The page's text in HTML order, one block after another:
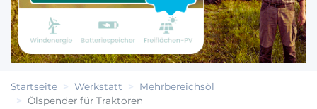
Startseite Werkstatt
Mehrbereichsöl
Ölspender für Traktoren